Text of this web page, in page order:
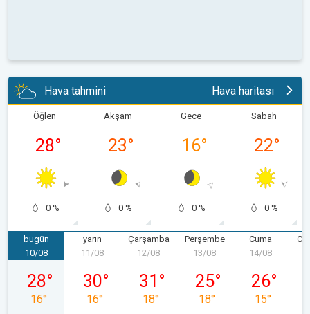
Hava tahmini Hava haritası
Öğlen
28°
0 %
Akşam
23°
0 %
Gece
16°
0 %
Sabah
22°
0 %
bugün
10/08 Pazartesi
10/08
28°
16°
yarın
11/08
30°
16°
Çarşamba
12/08 Çarşamba
12/08
31 °
18°
Perşembe
13/08 Perşembe
13/08
25°
18°
Cuma
14/08
26°
15°